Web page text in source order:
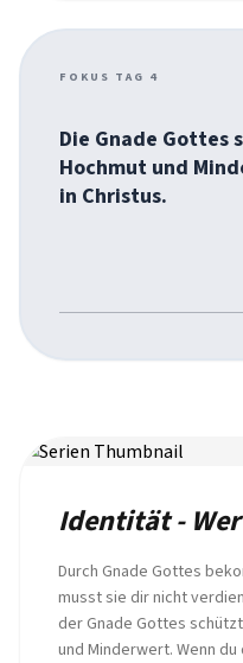
FOKUS TAG 4
Die Gnade Gottes
Hochmut und
in Christus.
Identität -
Durch Gnade Gottes
musst sie dir nicht
der Gnade Gottes
und Minderwert. Wenn